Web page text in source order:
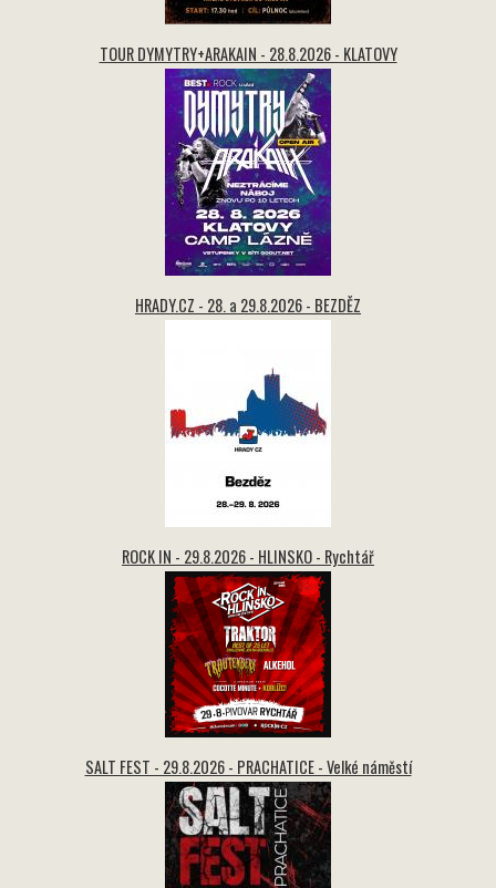
TOUR DYMYTRY+ARAKAIN - 28.8.2026 - KLATOVY
HRADY.CZ - 28. a 29.8.2026 - BEZDĚZ
ROCK IN - 29.8.2026 - HLINSKO - Rychtář
SALT FEST - 29.8.2026 - PRACHATICE - Velké náměstí